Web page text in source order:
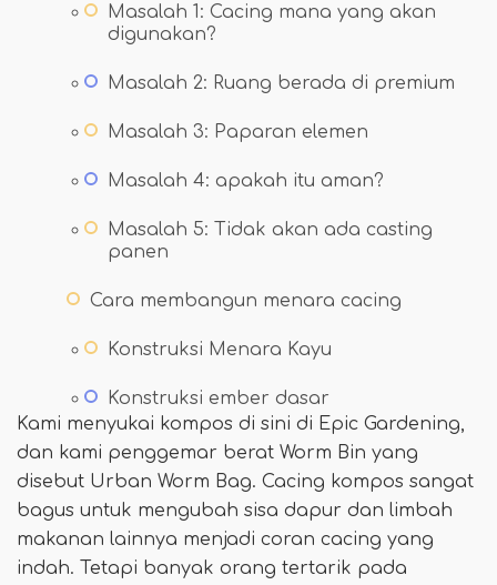
Masalah 1: Cacing mana yang akan
digunakan?
Masalah 2: Ruang berada di premium
Masalah 3: Paparan elemen
Masalah 4: apakah itu aman?
Masalah 5: Tidak akan ada casting
panen
Cara membangun menara cacing
Konstruksi Menara Kayu
Konstruksi ember dasar
Kami menyukai kompos di sini di Epic Gardening,
dan kami penggemar berat Worm Bin yang
disebut Urban Worm Bag. Cacing kompos sangat
bagus untuk mengubah sisa dapur dan limbah
makanan lainnya menjadi coran cacing yang
indah. Tetapi banyak orang tertarik pada